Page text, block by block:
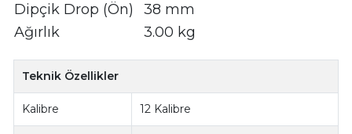
Dipçik Drop (Ön)
38 mm
Ağırlık
3.00 kg
Teknik Özellikler
Kalibre 12 Kalibre